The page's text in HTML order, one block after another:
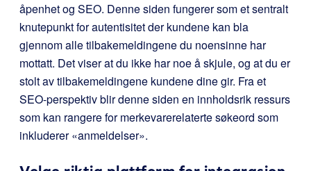
åpenhet og SEO. Denne siden fungerer som et sentralt
knutepunkt for autentisitet der kundene kan bla
gjennom alle tilbakemeldingene du noensinne har
mottatt. Det viser at du ikke har noe å skjule, og at du er
stolt av tilbakemeldingene kundene dine gir. Fra et
SEO-perspektiv blir denne siden en innholdsrik ressurs
som kan rangere for merkevarerelaterte søkeord som
inkluderer «anmeldelser».